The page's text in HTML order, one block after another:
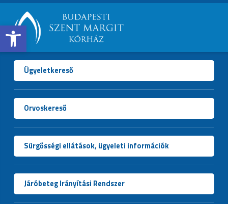
Open toolbar
BUDAPESTI
SZENT
MARGIT
KÓRHÁZ
Ügyeletkereső
Orvoskereső
Sürgősségi ellátások, ügyeleti információk
Járóbeteg Irányítási Rendszer